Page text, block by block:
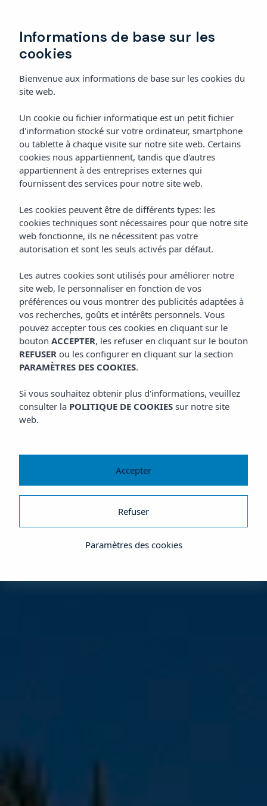
Informations de base sur les
cookies
Bienvenue aux informations de base sur les cookies du
site web.
Un cookie ou fichier informatique est un petit fichier
d'information stocké sur votre ordinateur, smartphone
ou tablette à chaque visite sur notre site web. Certains
cookies nous appartiennent, tandis que d'autres
appartiennent à des entreprises externes qui
fournissent des services pour notre site web.
Les cookies peuvent être de différents types: les
cookies techniques sont nécessaires pour que notre site
web fonctionne, ils ne nécessitent pas votre
autorisation et sont les seuls activés par défaut.
Les autres cookies sont utilisés pour améliorer notre
site web, le personnaliser en fonction de vos
préférences ou vous montrer des publicités adaptées à
vos recherches, goûts et intérêts personnels. Vous
pouvez accepter tous ces cookies en cliquant sur le
bouton ACCEPTER, les refuser en cliquant sur le bouton
REFUSER ou les configurer en cliquant sur la section
PARAMÈTRES DES COOKIES.
Si vous souhaitez obtenir plus d'informations, veuillez
consulter la POLITIQUE DE COOKIES sur notre site
web.
Paramètres des cookies
Refuser
Accepter